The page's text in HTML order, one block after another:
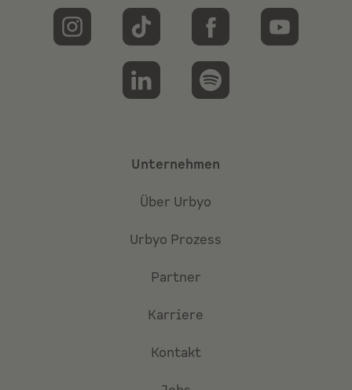
Unternehmen
Über Urbyo
Urbyo Prozess
Partner
Karriere
Kontakt